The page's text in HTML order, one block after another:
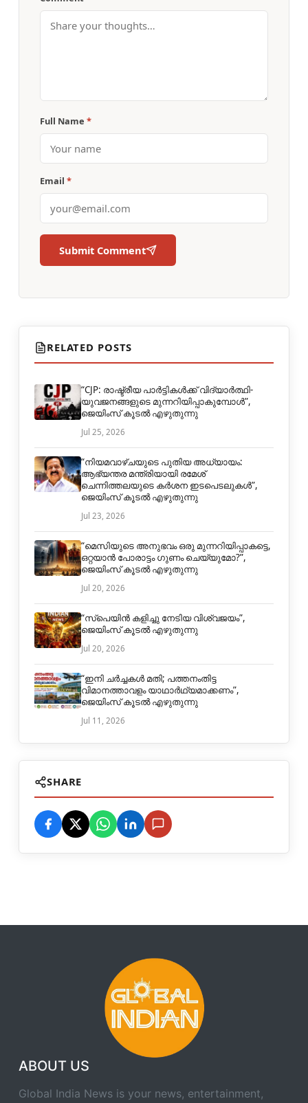
Full Name *
Email *
Submit Comment
RELATED POSTS
“CJP: രാഷ്ട്രീയ പാർട്ടികൾക്ക് വിദ്യാർത്ഥി-
യുവജനങ്ങളുടെ മുന്നറിയിപ്പാകുമ്പോൾ”,
ജെയിംസ് കൂടൽ എഴുതുന്നു
Jul 25, 2026
“നിയമവാഴ്ചയുടെ പുതിയ അധ്യായം:
ആഭ്യന്തര മന്ത്രിയായി രമേശ്
ചെന്നിത്തലയുടെ കർശന ഇടപെടലുകൾ”,
ജെയിംസ് കൂടൽ എഴുതുന്നു
Jul 23, 2026
“മെസിയുടെ അനുഭവം ഒരു മുന്നറിയിപ്പാകട്ടെ,
ഒറ്റയാൻ പോരാട്ടം ഗുണം ചെയ്യുമോ?”,
ജെയിംസ് കൂടൽ എഴുതുന്നു
Jul 20, 2026
“സ്പെയിൻ കളിച്ചു നേടിയ വിശ്വജയം”,
ജെയിംസ് കൂടൽ എഴുതുന്നു
Jul 20, 2026
“ഇനി ചർച്ചകൾ മതി; പത്തനംതിട്ട
വിമാനത്താവളം യാഥാർഥ്യമാക്കണം”,
ജെയിംസ് കൂടൽ എഴുതുന്നു
Jul 11, 2026
SHARE
ABOUT US
Global India News is your news, entertainment,